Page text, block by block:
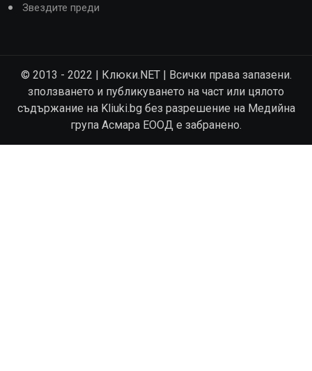
Звездите преди
© 2013 - 2022 | Клюки.NET | Всички права запазени.
зползването и публикуването на част или цялото
съдържание на Kliuki.bg без разрешение на Медийна
група Асмара ЕООД е забранено.